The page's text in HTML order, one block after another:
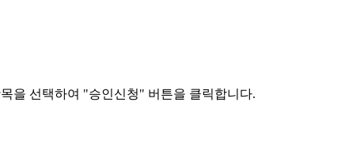
을 선택하여 "승인신청" 버튼을 클릭합니다.